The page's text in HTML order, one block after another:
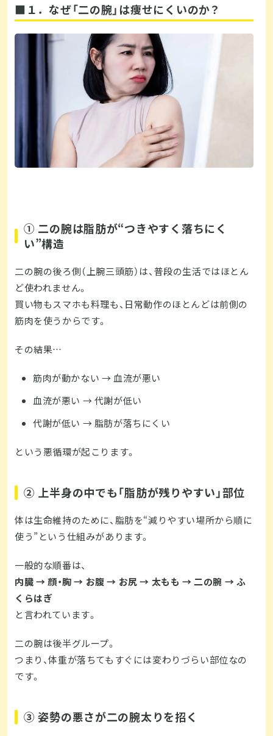
■１．なぜ「二の腕」は痩せにくいのか？
① 二の腕は脂肪が“つきやすく落ちにく
い”構造
二の腕の後ろ側（上腕三頭筋）は、普段の生活ではほとん
ど使われません。
買い物もスマホも料理も、日常動作のほとんどは前側の
筋肉を使うからです。
その結果…
筋肉が動かない → 血流が悪い
血流が悪い → 代謝が低い
代謝が低い → 脂肪が落ちにくい
という悪循環が起こります。
② 上半身の中でも「脂肪が残りやすい」部位
体は生命維持のために、脂肪を“減りやすい場所から順に
使う”という仕組みがあります。
一般的な順番は、
内臓 → 顔・胸 → お腹 → お尻 → 太もも → 二の腕 → ふ
くらはぎ
と言われています。
二の腕は後半グループ。
つまり、体重が落ちてもすぐには変わりづらい部位なの
です。
③ 姿勢の悪さが二の腕太りを招く